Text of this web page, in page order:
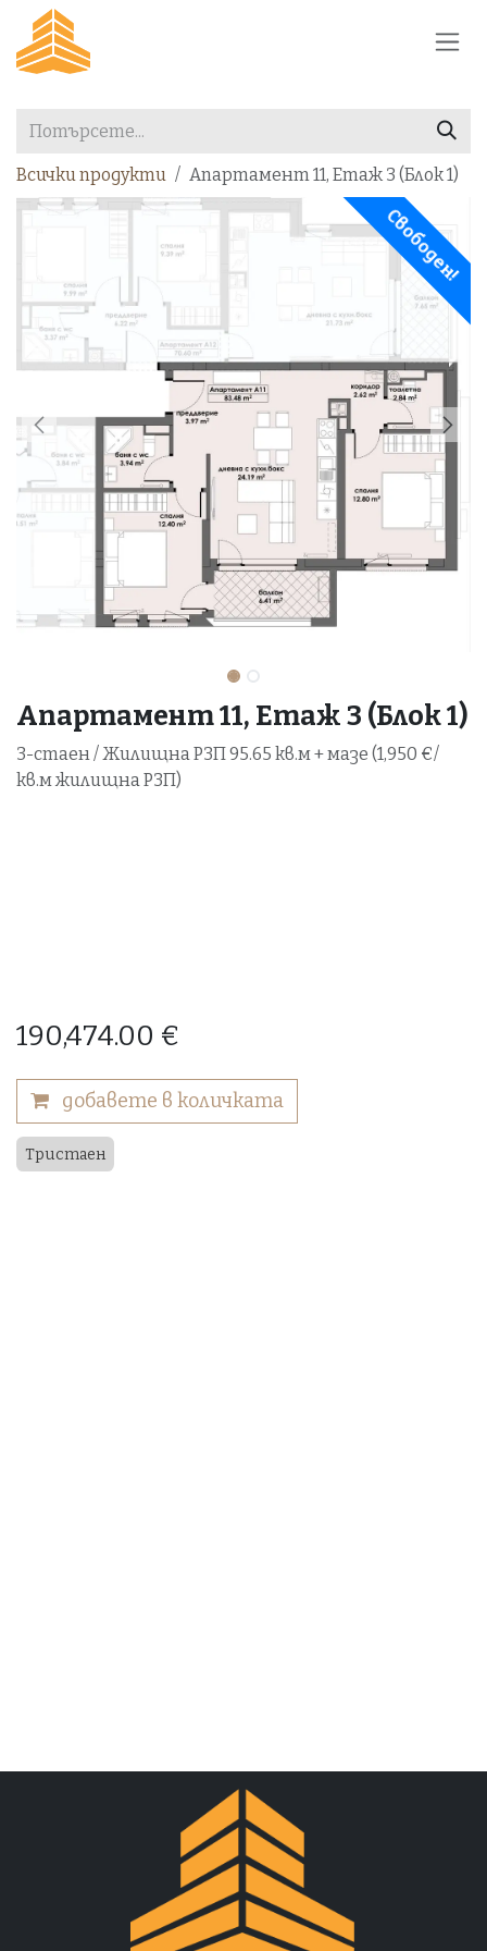
Преминете към съдържание
Всички продукти Апартамент 11, Етаж 3 (Блок 1)
Свободен!
Апартамент 11, Етаж 3 (Блок 1)
3-стаен / Жилищна РЗП 95.65 кв.м + мазе (1,950 €/
кв.м жилищна РЗП)
190,474.00 €
добавете в количката
Тристаен